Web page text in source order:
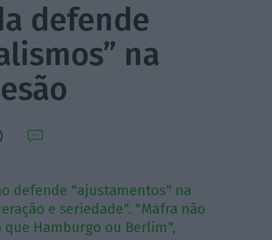
defende
na
defende "ajustamentos" na
e seriedade". "Mafra não
Hamburgo ou Berlim",